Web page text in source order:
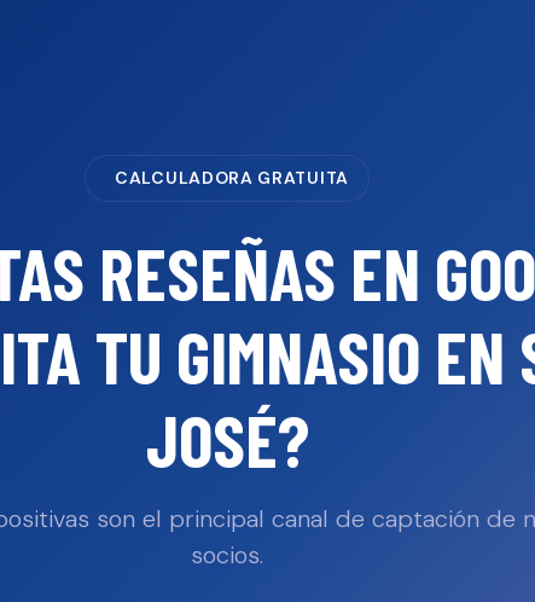
CALCULADORA GRATUITA
RESEÑAS EN
TU GIMNASIO EN
JOSÉ?
son el principal canal de captación de
socios.